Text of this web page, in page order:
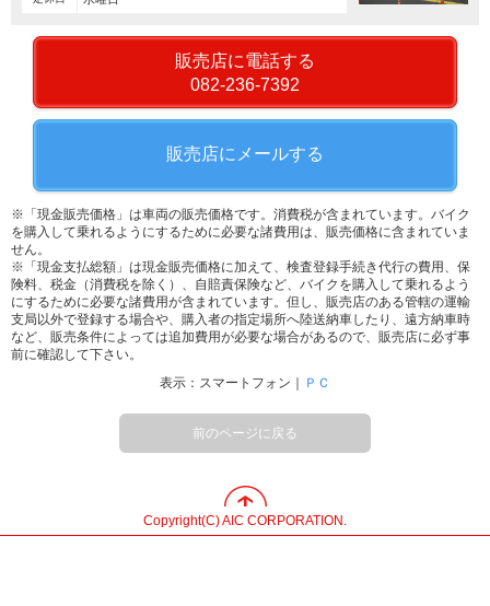
販売店に電話する
082-236-7392
販売店にメールする
※「現金販売価格」は車両の販売価格です。消費税が含まれています。バイク
を購入して乗れるようにするために必要な諸費用は、販売価格に含まれていま
せん。
※「現金支払総額」は現金販売価格に加えて、検査登録手続き代行の費用、保
険料、税金（消費税を除く）、自賠責保険など、バイクを購入して乗れるよう
にするために必要な諸費用が含まれています。但し、販売店のある管轄の運輸
支局以外で登録する場合や、購入者の指定場所へ陸送納車したり、遠方納車時
など、販売条件によっては追加費用が必要な場合があるので、販売店に必ず事
前に確認して下さい。
表示：スマートフォン｜
ＰＣ
前のページに戻る
Copyright(C) AIC CORPORATION.